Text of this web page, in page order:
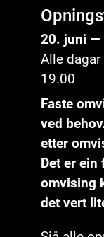
20. juni —
Alle
19.00
Faste
ved
etter
Det er
omvising
det vert